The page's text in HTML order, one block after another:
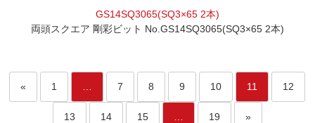
GS14SQ3065(SQ3×65 2本)
両頭スクエア 剛彩ビット No.GS14SQ3065(SQ3×65 2本)
« 1 7 8 9 10 11 12
13 14 15 19 »